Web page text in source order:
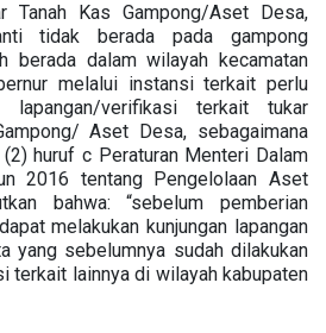
Tanah Kas Gampong/Aset Desa,
tidak berada pada gampong
berada dalam wilayah kecamatan
melalui instansi terkait perlu
lapangan/verifikasi terkait tukar
Aset Desa, sebagaimana
huruf c Peraturan Menteri Dalam
2016 tentang Pengelolaan Aset
bahwa: “sebelum pemberian
melakukan kunjungan lapangan
yang sebelumnya sudah dilakukan
terkait lainnya di wilayah kabupaten